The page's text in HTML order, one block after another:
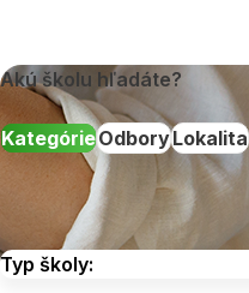
Akú školu hľadáte?
KategórieOdboryLokalita